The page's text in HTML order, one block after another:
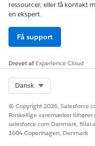
ressourcer, eller få kontakt
en ekspert.
Få support
Drevet afExperience Cloud
Dansk
© Copyright 2026,
Forskellige varemærker tilhører
salesforce.com Danmark, filial
1604 Copenhagen, Denmark